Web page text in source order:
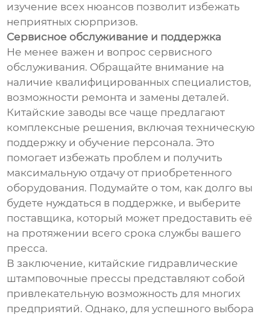
изучение всех нюансов позволит избежать
неприятных сюрпризов.
Сервисное обслуживание и поддержка
Не менее важен и вопрос сервисного
обслуживания. Обращайте внимание на
наличие квалифицированных специалистов,
возможности ремонта и замены деталей.
Китайские заводы все чаще предлагают
комплексные решения, включая техническую
поддержку и обучение персонала. Это
помогает избежать проблем и получить
максимальную отдачу от приобретенного
оборудования. Подумайте о том, как долго вы
будете нуждаться в поддержке, и выберите
поставщика, который может предоставить её
на протяжении всего срока службы вашего
пресса.
В заключение, китайские гидравлические
штамповочные прессы представляют собой
привлекательную возможность для многих
предприятий. Однако, для успешного выбора